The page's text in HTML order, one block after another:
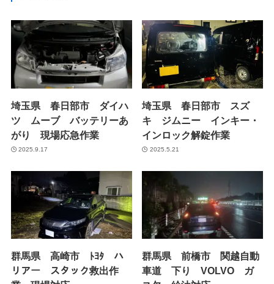
埼玉県 春日部市 ダイハ
ツ ムーブ バッテリーあ
がり 現場応急作業
2025.9.17
埼玉県 春日部市 スズ
キ ジムニー インキー・
インロック解錠作業
2025.5.21
群馬県 高崎市 ﾄﾖﾀ ハ
リアー スタック救出作
群馬県 前橋市 関越自動
車道 下り VOLVO ガ